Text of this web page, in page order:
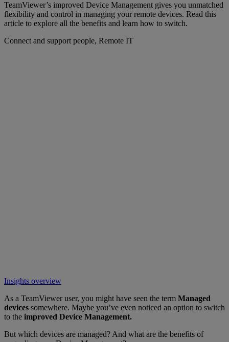
TeamViewer’s improved Device Management gives you unmatched
flexibility and control in managing your remote devices. Read this
article to explore all the benefits and learn how to switch.
Connect and support people, Remote IT
Insights overview
As a TeamViewer user, you might have seen the term Managed
devices somewhere. Maybe you’ve even noticed an option to switch
to the improved Device Management.
But which devices are managed? And what are the benefits of